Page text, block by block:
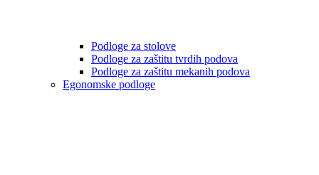
Podloge za stolove
Podloge za zaštitu tvrdih podova
Podloge za zaštitu mekanih podova
Egonomske podloge